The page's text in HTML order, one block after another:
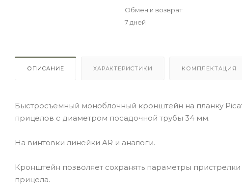
Обмен и возврат
7 дней
ОПИСАНИЕ ХАРАКТЕРИСТИКИ КОМПЛЕКТАЦИЯ
Быстросъемный моноблочный кронштейн на планку
прицелов с диаметром посадочной трубы 34 мм.
На винтовки линейки AR и аналоги.
Кронштейн позволяет сохранять параметры
прицела.